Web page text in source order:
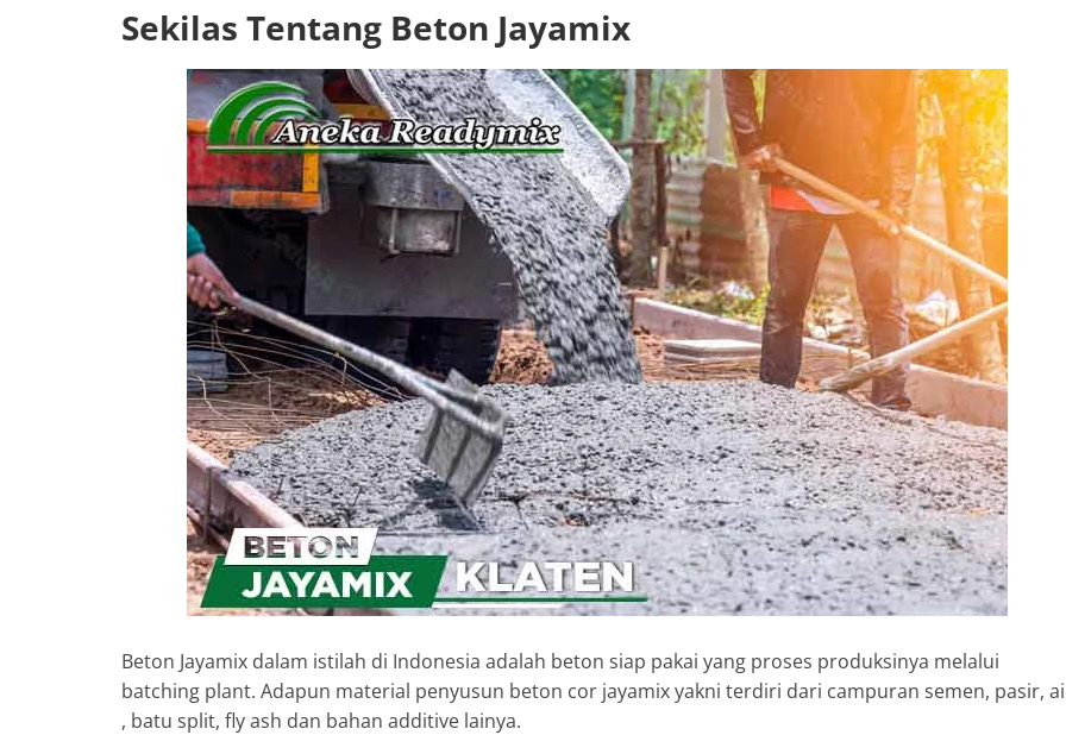
Sekilas Tentang Beton Jayamix
Beton Jayamix dalam istilah di Indonesia adalah beton siap pakai yang proses produksinya melalui
batching plant. Adapun material penyusun beton cor jayamix yakni terdiri dari campuran semen, pasir,
, batu split, fly ash dan bahan additive lainya.